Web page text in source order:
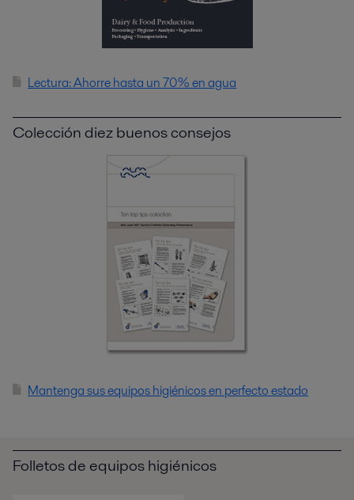
Lectura: Ahorre hasta un 70% en agua
Colección diez buenos consejos
Mantenga sus equipos higiénicos en perfecto estado
Folletos de equipos higiénicos